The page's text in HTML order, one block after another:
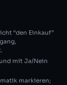
“den Einkauf”
mit Ja/Nein
markieren;